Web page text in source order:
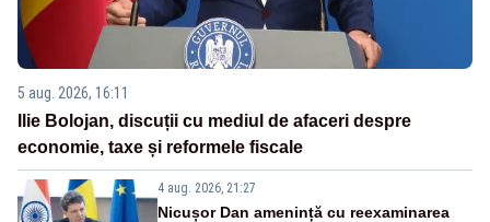
5 aug. 2026, 16:11
Ilie Bolojan, discuții cu mediul de afaceri despre
economie, taxe și reformele fiscale
4 aug. 2026, 21:27
Nicușor Dan amenință cu reexaminarea